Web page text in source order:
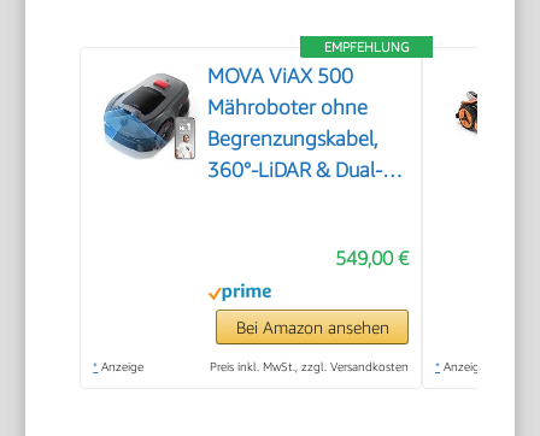
EMPFEHLUNG
MOVA ViAX 500
Mähroboter ohne
Begrenzungskabel,
360°-LiDAR & Dual-KI-
549,00 €
Bei Amazon ansehen
* Anzeige Preis inkl. MwSt., zzgl. Versandkosten * Anzeige